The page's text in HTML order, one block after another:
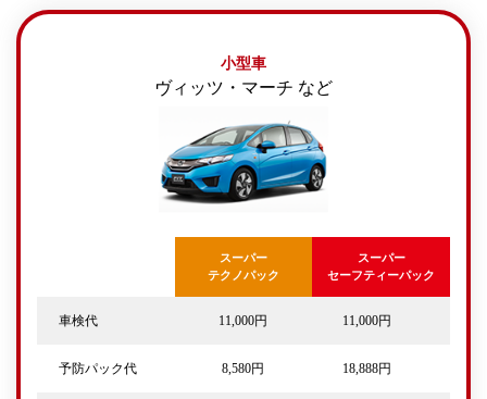
小型車
ヴィッツ・マーチ など
スーパー
テクノパック
スーパー
セーフティーパック
車検代 11,000円 11,000円
予防パック代 8,580円 18,888円